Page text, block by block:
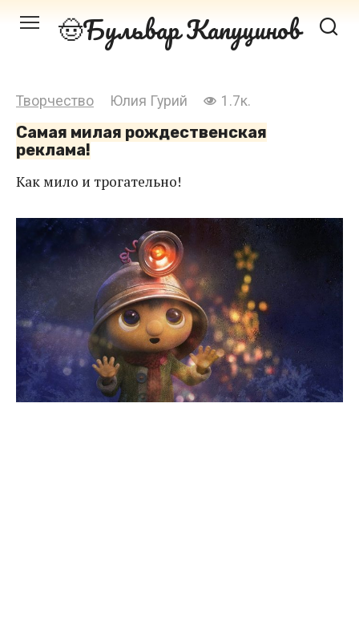
Перейти Бульвар Капуцинов
Творчество Юлия Гурий 1.7к.
Самая милая рождественская
реклама!
Как мило и трогательно!